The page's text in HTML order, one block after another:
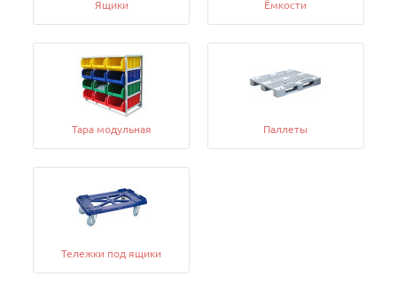
Ящики Ёмкости
Тара модульная Паллеты
Тележки под ящики